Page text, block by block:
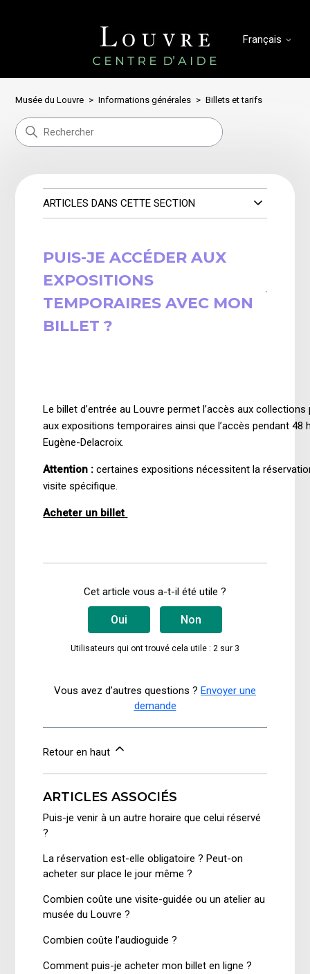
Français
Musée du Louvre Informations générales Billets et tarifs
ARTICLES DANS CETTE SECTION
PUIS-JE ACCÉDER AUX
EXPOSITIONS
TEMPORAIRES AVEC MON
BILLET ?
Le billet d’entrée au Louvre permet l’accès aux
aux expositions temporaires ainsi que l’accès pendant 48
Eugène-Delacroix.
Attention : certaines expositions nécessitent la
visite spécifique.
Acheter un billet
Cet article vous a-t-il été utile ?
Oui Non
Utilisateurs qui ont trouvé cela utile : 2 sur 3
Vous avez d’autres questions ? Envoyer une
demande
Retour en haut
ARTICLES ASSOCIÉS
Puis-je venir à un autre horaire que celui réservé
?
La réservation est-elle obligatoire ? Peut-on
acheter sur place le jour même ?
Combien coûte une visite-guidée ou un atelier au
musée du Louvre ?
Combien coûte l’audioguide ?
Comment puis-je acheter mon billet en ligne ?